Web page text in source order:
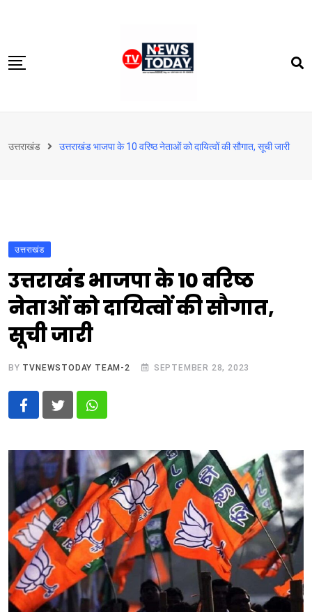
content
दिल्‍ली-एनसीआर
टेक्नोलॉजी
बिजनेस
विदेश
उत्तराखंड उत्तराखंड भाजपा के 10 वरिष्ठ नेताओं को दायित्वों की सौगात, सूची जारी
उत्तराखंड
उत्तराखंड भाजपा के 10 वरिष्ठ
नेताओं को दायित्वों की सौगात,
सूची जारी
BY TVNEWSTODAY TEAM-2 SEPTEMBER 28, 2023
Whatsapp